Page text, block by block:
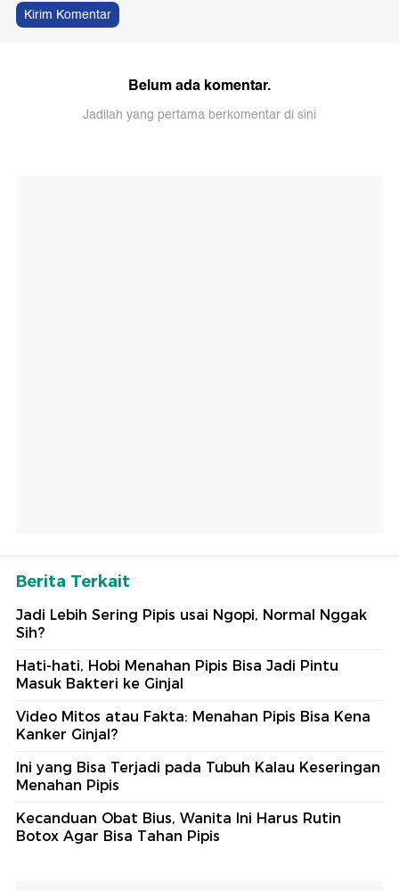
Kirim Komentar
Belum ada komentar.
Jadilah yang pertama berkomentar di sini
Berita Terkait
Jadi Lebih Sering Pipis usai Ngopi, Normal Nggak
Sih?
Hati-hati, Hobi Menahan Pipis Bisa Jadi Pintu
Masuk Bakteri ke Ginjal
Video Mitos atau Fakta: Menahan Pipis Bisa Kena
Kanker Ginjal?
Ini yang Bisa Terjadi pada Tubuh Kalau Keseringan
Menahan Pipis
Kecanduan Obat Bius, Wanita Ini Harus Rutin
Botox Agar Bisa Tahan Pipis